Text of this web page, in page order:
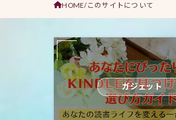
HOME このサイトについて
ガジェット